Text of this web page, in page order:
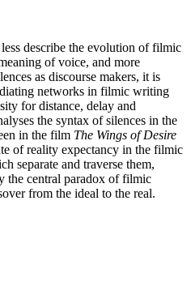
describe the evolution of filmic
of voice, and more
as discourse makers, it is
networks in filmic writing
for distance, delay and
the syntax of silences in the
in the film The Wings of Desire
of reality expectancy in the filmic
separate and traverse them,
the central paradox of filmic
from the ideal to the real.